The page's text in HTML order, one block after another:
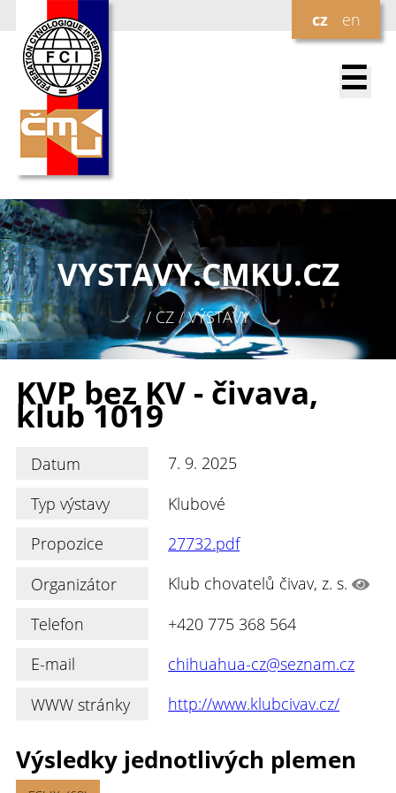
cz en
☰
VYSTAVY.CMKU.CZ
/ CZ / VÝSTAVY
KVP bez KV - čivava,
klub 1019
Datum
7. 9. 2025
Typ výstavy
Klubové
Propozice
27732.pdf
Organizátor
Klub chovatelů čivav, z. s.
Telefon
+420 775 368 564
E-mail
chihuahua-cz@seznam.cz
WWW stránky
http://www.klubcivav.cz/
Výsledky jednotlivých plemen